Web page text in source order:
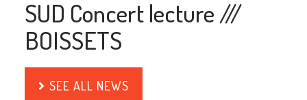
SUD Concert lecture ///
BOISSETS
SEE ALL NEWS